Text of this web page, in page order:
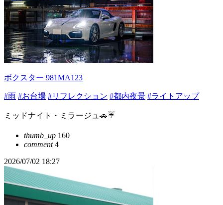
ボクスター 981MA123
#雨 #お台場 #リフレクション #都内夜景 #ライトアップ
ミッドナイト・ミラージュ🚗☔️
thumb_up 160
comment4
2026/07/02 18:27